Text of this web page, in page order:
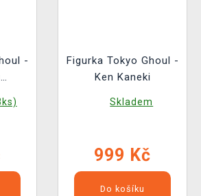
-
Figurka Tokyo Ghoul -
Ken Kaneki
Skladem
999 Kč
Do košíku